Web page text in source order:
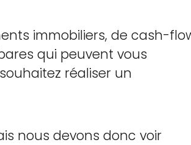
immobiliers, de cash-
qui peuvent vous
réaliser un
nous devons donc voir